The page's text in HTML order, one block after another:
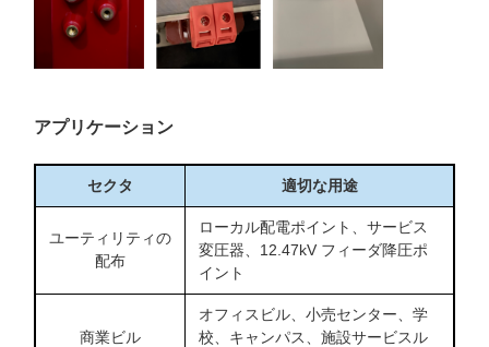
アプリケーション
セクタ 適切な用途
ユーティリティの
配布
ローカル配電ポイント、サービス
変圧器、12.47kV フィーダ降圧ポ
イント
商業ビル
オフィスビル、小売センター、学
校、キャンパス、施設サービスル